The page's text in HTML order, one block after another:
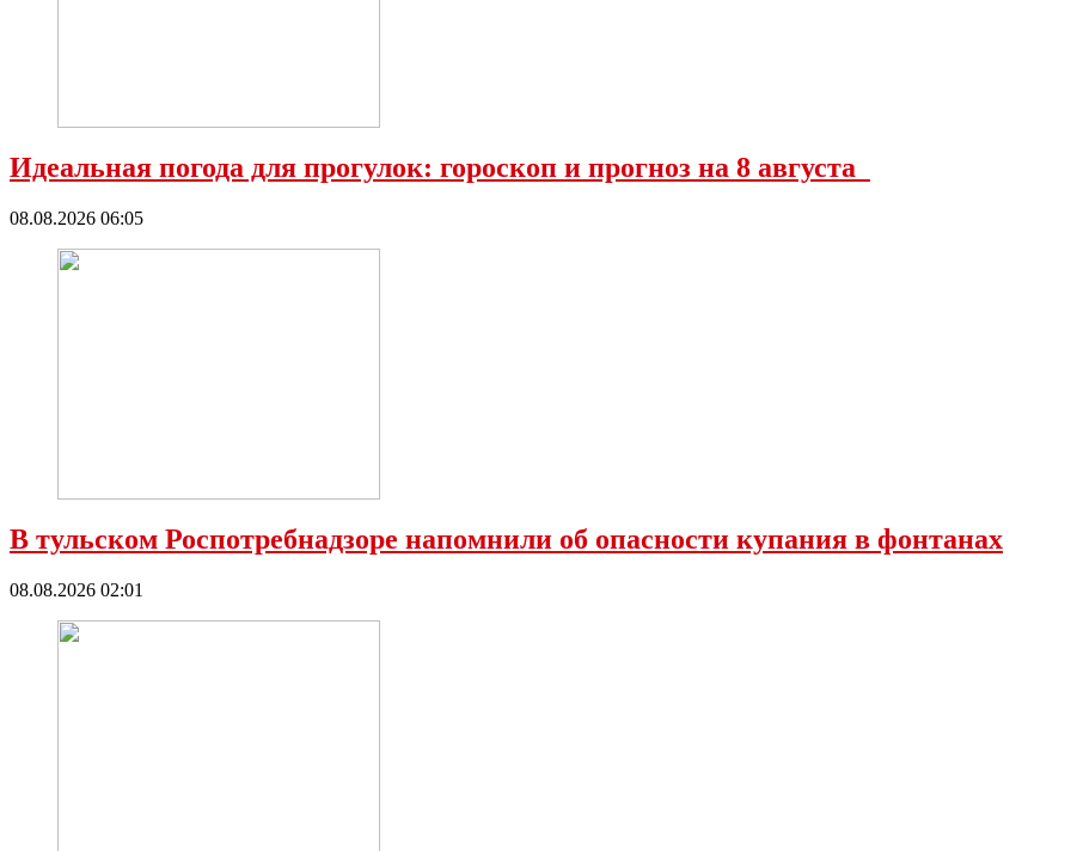
Идеальная погода для прогулок: гороскоп и прогноз на 8 августа
08.08.2026 06:05
В тульском Роспотребнадзоре напомнили об опасности купания в фонтанах
08.08.2026 02:01